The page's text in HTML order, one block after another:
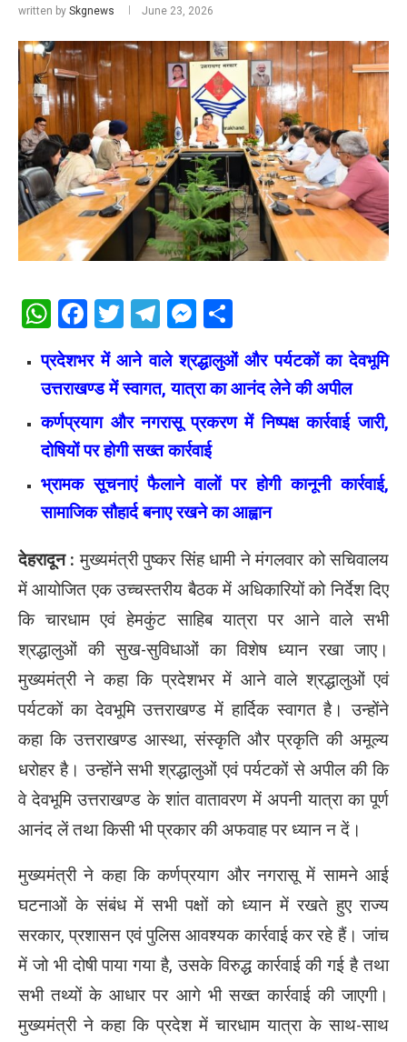
written by Skgnews June 23, 2026
WhatsApp
Facebook
Twitter
Telegram
Messenger
प्रदेशभर में आने वाले श्रद्धालुओं और पर्यटकों का देवभूमि
उत्तराखण्ड में स्वागत, यात्रा का आनंद लेने की अपील
कर्णप्रयाग और नगरासू प्रकरण में निष्पक्ष कार्रवाई जारी,
दोषियों पर होगी सख्त कार्रवाई
भ्रामक सूचनाएं फैलाने वालों पर होगी कानूनी कार्रवाई,
सामाजिक सौहार्द बनाए रखने का आह्वान
देहरादून : मुख्यमंत्री पुष्कर सिंह धामी ने मंगलवार को सचिवालय
में आयोजित एक उच्चस्तरीय बैठक में अधिकारियों को निर्देश दिए
कि चारधाम एवं हेमकुंट साहिब यात्रा पर आने वाले सभी
श्रद्धालुओं की सुख-सुविधाओं का विशेष ध्यान रखा जाए।
मुख्यमंत्री ने कहा कि प्रदेशभर में आने वाले श्रद्धालुओं एवं
पर्यटकों का देवभूमि उत्तराखण्ड में हार्दिक स्वागत है। उन्होंने
कहा कि उत्तराखण्ड आस्था, संस्कृति और प्रकृति की अमूल्य
धरोहर है। उन्होंने सभी श्रद्धालुओं एवं पर्यटकों से अपील की कि
वे देवभूमि उत्तराखण्ड के शांत वातावरण में अपनी यात्रा का पूर्ण
आनंद लें तथा किसी भी प्रकार की अफवाह पर ध्यान न दें।
मुख्यमंत्री ने कहा कि कर्णप्रयाग और नगरासू में सामने आई
घटनाओं के संबंध में सभी पक्षों को ध्यान में रखते हुए राज्य
सरकार, प्रशासन एवं पुलिस आवश्यक कार्रवाई कर रहे हैं। जांच
में जो भी दोषी पाया गया है, उसके विरुद्ध कार्रवाई की गई है तथा
सभी तथ्यों के आधार पर आगे भी सख्त कार्रवाई की जाएगी।
मुख्यमंत्री ने कहा कि प्रदेश में चारधाम यात्रा के साथ-साथ